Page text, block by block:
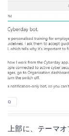
上部に、テーマ